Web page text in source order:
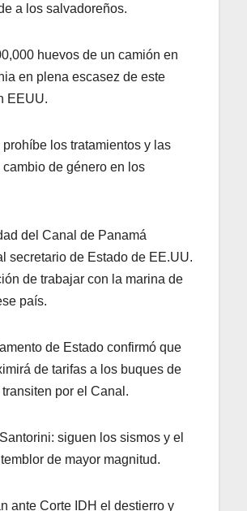
a los salvadoreños.
huevos de un camión en
en plena escasez de este
EEUU.
prohíbe los tratamientos y las
de género en los
del Canal de Panamá
secretario de Estado de EE.UU.
de trabajar con la marina de
país.
de Estado confirmó que
de tarifas a los buques de
por el Canal.
siguen los sismos y el
de mayor magnitud.
ante Corte IDH el destierro y